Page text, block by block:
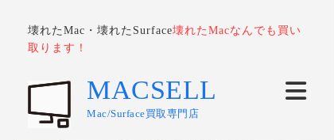
壊れたMac・壊れたSurface壊れたMacなんでも買い
取ります！
MACSELL
Mac/Surface買取専門店